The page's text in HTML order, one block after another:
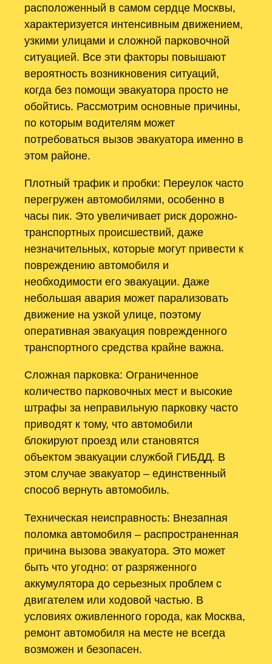
расположенный в самом сердце Москвы,
характеризуется интенсивным движением,
узкими улицами и сложной парковочной
ситуацией. Все эти факторы повышают
вероятность возникновения ситуаций,
когда без помощи эвакуатора просто не
обойтись. Рассмотрим основные причины,
по которым водителям может
потребоваться вызов эвакуатора именно в
этом районе.
Плотный трафик и пробки: Переулок часто
перегружен автомобилями, особенно в
часы пик. Это увеличивает риск дорожно-
транспортных происшествий, даже
незначительных, которые могут привести к
повреждению автомобиля и
необходимости его эвакуации. Даже
небольшая авария может парализовать
движение на узкой улице, поэтому
оперативная эвакуация поврежденного
транспортного средства крайне важна.
Сложная парковка: Ограниченное
количество парковочных мест и высокие
штрафы за неправильную парковку часто
приводят к тому, что автомобили
блокируют проезд или становятся
объектом эвакуации службой ГИБДД. В
этом случае эвакуатор – единственный
способ вернуть автомобиль.
Техническая неисправность: Внезапная
поломка автомобиля – распространенная
причина вызова эвакуатора. Это может
быть что угодно: от разряженного
аккумулятора до серьезных проблем с
двигателем или ходовой частью. В
условиях оживленного города, как Москва,
ремонт автомобиля на месте не всегда
возможен и безопасен.